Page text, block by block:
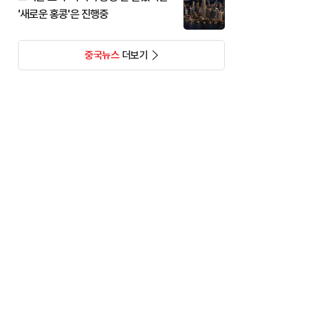
'새로운 홍콩'은 진행중
중국뉴스더보기